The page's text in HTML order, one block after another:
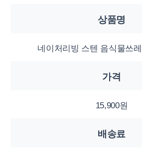
상품명
네이처리빙 스텐 음식물쓰
가격
15,900원
배송료